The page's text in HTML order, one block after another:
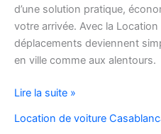
d’une solution pratique,
votre arrivée. Avec la
déplacements deviennent
en ville comme aux alentours.
Location
Corsa
Lire la suite »
Location de voiture